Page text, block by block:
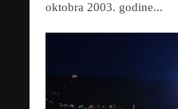
oktobra 2003. godine...